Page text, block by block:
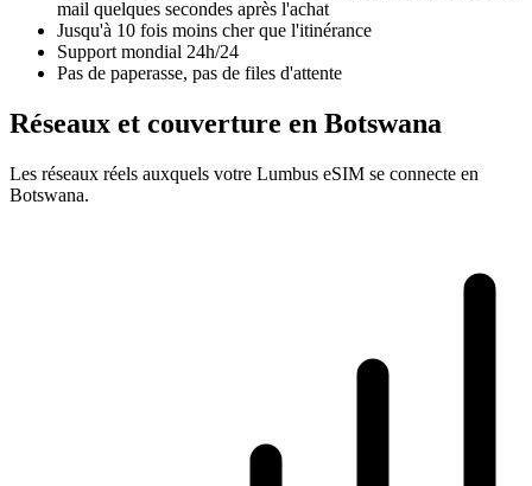
mail quelques secondes après l'achat
Jusqu'à 10 fois moins cher que l'itinérance
Support mondial 24h/24
Pas de paperasse, pas de files d'attente
Réseaux et couverture en Botswana
Les réseaux réels auxquels votre Lumbus eSIM se connecte en
Botswana.